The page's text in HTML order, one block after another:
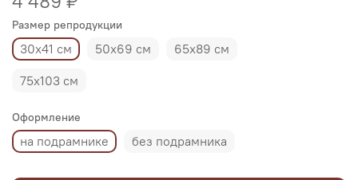
Размер репродукции
30х41 см 50х69 см
65х89 см
75х103 см
Оформление
на подрамнике без подрамника